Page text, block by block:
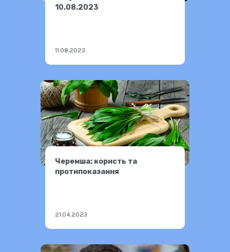
10.08.2023
11.08.2023
Черемша: користь та
протипоказання
21.04.2023